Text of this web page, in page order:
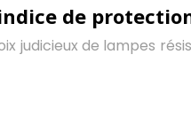
de
judicieux de lampes